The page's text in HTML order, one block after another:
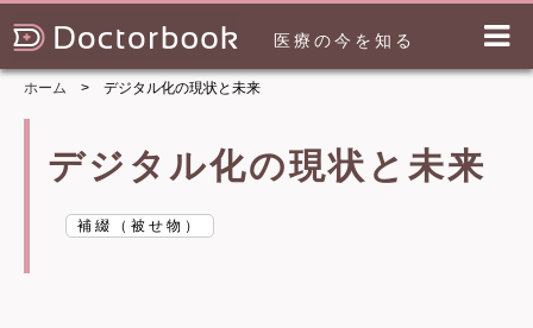
医療の今を知る
ホーム デジタル化の現状と未来
デジタル化の現状と未来
補綴（被せ物）